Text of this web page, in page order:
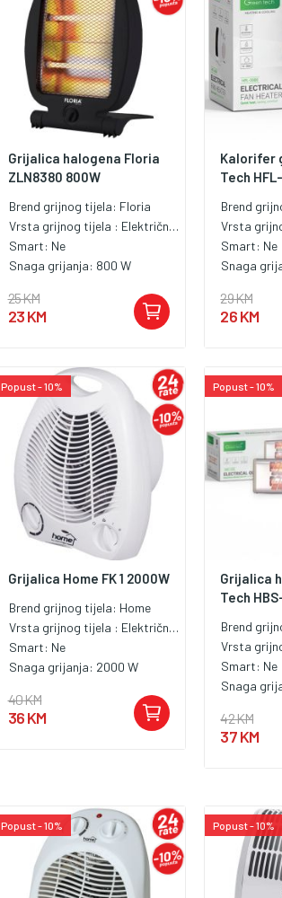
Grijalica halogena Floria
ZLN8380 800W
Brend grijnog tijela: Floria
Vrsta grijnog tijela : Električna grijalica
Smart: Ne
Snaga grijanja: 800 W
25 KM
23 KM
Kalorifer
Tech
Brend
Vrsta
Smart: Ne
Snaga
29 KM
26 KM
Popust - 10%
Grijalica Home FK 1 2000W
Brend grijnog tijela: Home
Vrsta grijnog tijela : Električna grijalica
Smart: Ne
Snaga grijanja: 2000 W
40 KM
36 KM
Popust - 10%
Grijalica
Tech
Brend
Vrsta
Smart: Ne
Snaga
42 KM
37 KM
Popust - 10% Popust - 10%